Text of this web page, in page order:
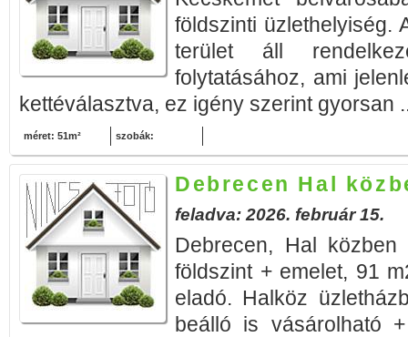
földszinti üzlethelyiség.
terület áll
folytatásához, ami
kettéválasztva, ez igény szerint gyorsan
méret: 51m² szobák:
Debrecen Hal
feladva: 2026. február 15.
Debrecen, Hal
földszint + emelet, 91
eladó. Halköz
beálló is vásárolható